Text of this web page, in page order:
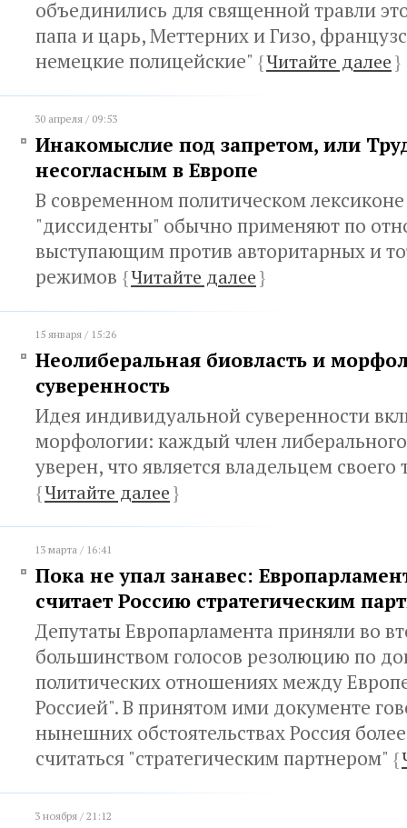
объединились для священной травли
папа и царь, Меттерних и Гизо,
немецкие полицейские" {Читайте далее}
30 апреля / 09:53
Инакомыслие под запретом, или
несогласным в Европе
В современном политическом
"диссиденты" обычно применяют по
выступающим против авторитарных и
режимов {Читайте далее}
15 января / 15:26
Неолиберальная биовласть и
суверенность
Идея индивидуальной суверенности
морфологии: каждый член
уверен, что является владельцем своего
{Читайте далее}
13 марта / 16:41
Пока не упал занавес:
считает Россию стратегическим
Депутаты Европарламента приняли во
большинством голосов резолюцию по
политических отношениях между
Россией". В принятом ими документе
нынешних обстоятельствах Россия
считаться "стратегическим партнером" {
3 ноября / 21:12